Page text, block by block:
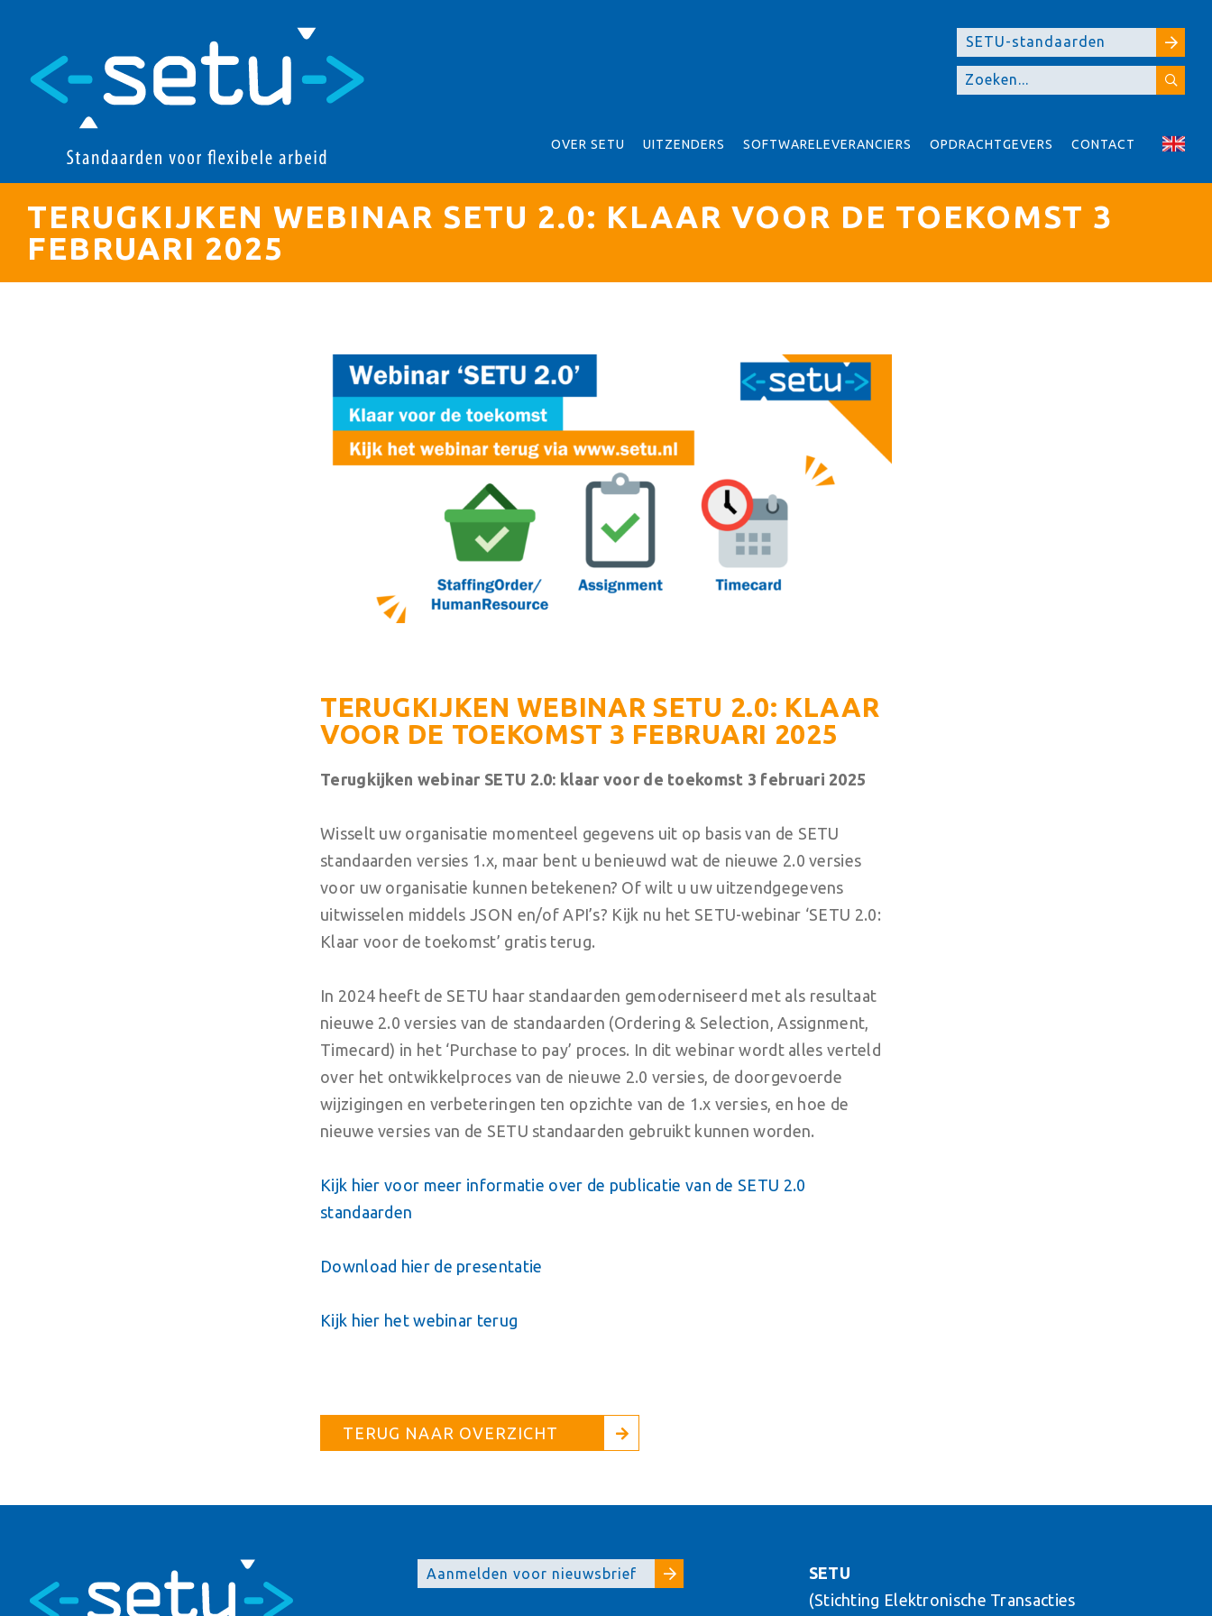
SETU-standaarden
OVER SETU UITZENDERS SOFTWARELEVERANCIERS OPDRACHTGEVERS CONTACT
TERUGKIJKEN WEBINAR SETU 2.0: KLAAR VOOR DE TOEKOMST 3
FEBRUARI 2025
TERUGKIJKEN WEBINAR SETU 2.0: KLAAR
VOOR DE TOEKOMST 3 FEBRUARI 2025
Terugkijken webinar SETU 2.0: klaar voor de toekomst 3 februari 2025
Wisselt uw organisatie momenteel gegevens uit op basis van de SETU
standaarden versies 1.x, maar bent u benieuwd wat de nieuwe 2.0 versies
voor uw organisatie kunnen betekenen? Of wilt u uw uitzendgegevens
uitwisselen middels JSON en/of API’s? Kijk nu het SETU-webinar ‘SETU 2.0:
Klaar voor de toekomst’ gratis terug.
In 2024 heeft de SETU haar standaarden gemoderniseerd met als resultaat
nieuwe 2.0 versies van de standaarden (Ordering & Selection, Assignment,
Timecard) in het ‘Purchase to pay’ proces. In dit webinar wordt alles verteld
over het ontwikkelproces van de nieuwe 2.0 versies, de doorgevoerde
wijzigingen en verbeteringen ten opzichte van de 1.x versies, en hoe de
nieuwe versies van de SETU standaarden gebruikt kunnen worden.
Kijk hier voor meer informatie over de publicatie van de SETU 2.0
standaarden
Download hier de presentatie
Kijk hier het webinar terug
TERUG NAAR OVERZICHT
Aanmelden voor nieuwsbrief
SETU
(Stichting Elektronische Transacties